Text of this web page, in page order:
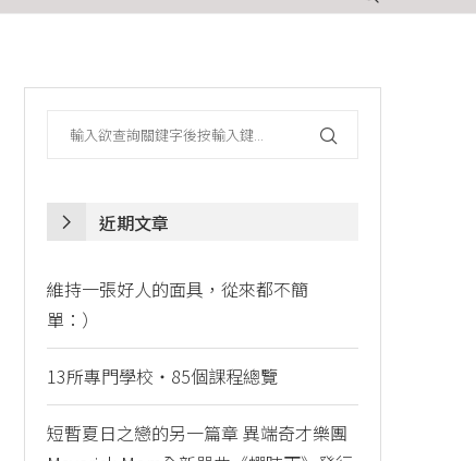
近期文章
維持一張好人的面具，從來都不簡
單：）
13所專門學校・85個課程總覽
短暫夏日之戀的另一篇章 異端奇才樂團